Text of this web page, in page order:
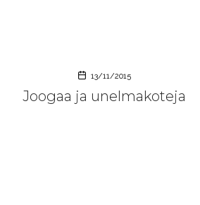
13/11/2015
Joogaa ja unelmakoteja